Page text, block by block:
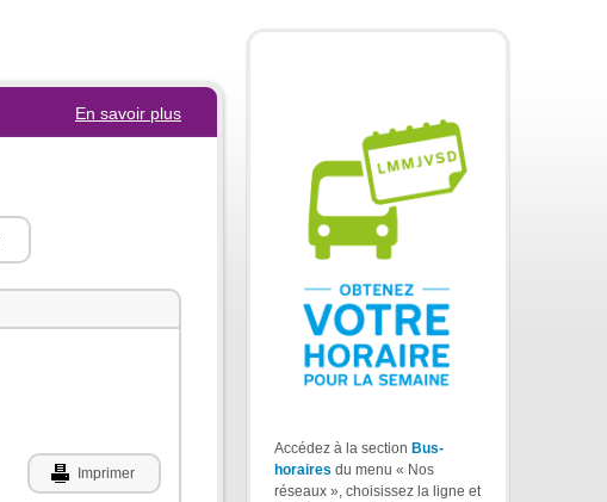
En savoir plus
Imprimer
Accédez à la section Bus-
horaires du menu « Nos
réseaux », choisissez la ligne et